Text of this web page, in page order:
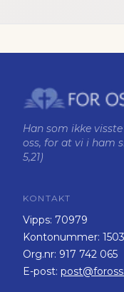
Han som ikke
oss, for at vi i ham
5,21)
KONTAKT
Vipps: 70979
Kontonummer:
Org.nr: 917 742 065
E-post: